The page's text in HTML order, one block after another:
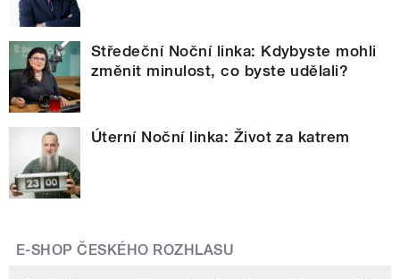
Středeční Noční linka: Kdybyste mohli
změnit minulost, co byste udělali?
Úterní Noční linka: Život za katrem
E-SHOP ČESKÉHO ROZHLASU